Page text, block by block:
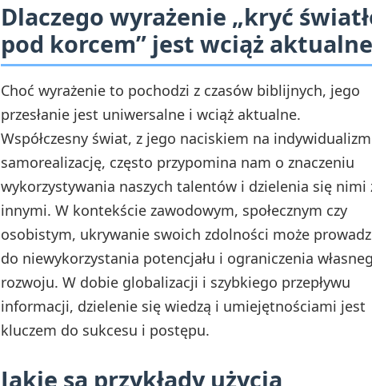
Dlaczego wyrażenie „kryć
pod korcem” jest wciąż
Choć wyrażenie to pochodzi z czasów biblijnych, jego
przesłanie jest uniwersalne i wciąż aktualne.
Współczesny świat, z jego naciskiem na
samorealizację, często przypomina nam o znaczeniu
wykorzystywania naszych talentów i dzielenia się nimi
innymi. W kontekście zawodowym, społecznym czy
osobistym, ukrywanie swoich zdolności może
do niewykorzystania potencjału i ograniczenia
rozwoju. W dobie globalizacji i szybkiego przepływu
informacji, dzielenie się wiedzą i umiejętnościami jest
kluczem do sukcesu i postępu.
Jakie są przykłady użycia